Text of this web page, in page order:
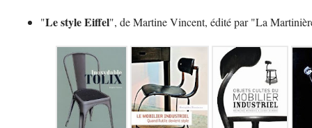
"Le style Eiffel", de Martine Vincent, édité par "La